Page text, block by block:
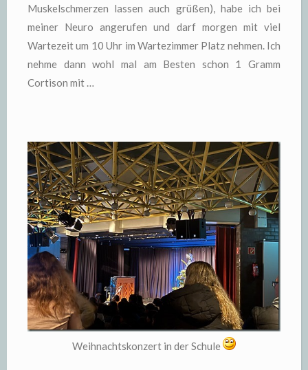
Muskelschmerzen lassen auch grüßen), habe ich bei
meiner Neuro angerufen und darf morgen mit viel
Wartezeit um 10 Uhr im Wartezimmer Platz nehmen. Ich
nehme dann wohl mal am Besten schon 1 Gramm
Cortison mit …
Weihnachtskonzert in der Schule